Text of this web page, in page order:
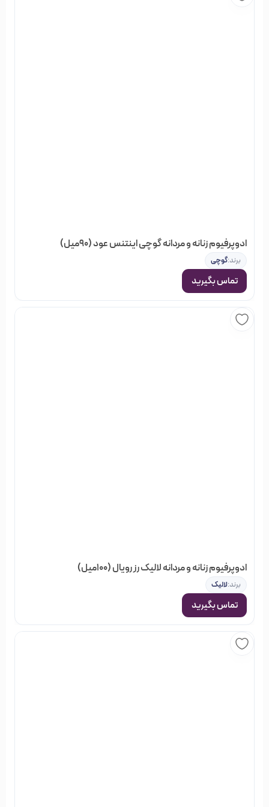
ادوپرفیوم زنانه و مردانه گوچی اینتنس عود (90میل)
برند:گوچی
تماس بگیرید
ادوپرفیوم زنانه و مردانه لالیک رز رویال (100میل)
برند:لالیک
تماس بگیرید